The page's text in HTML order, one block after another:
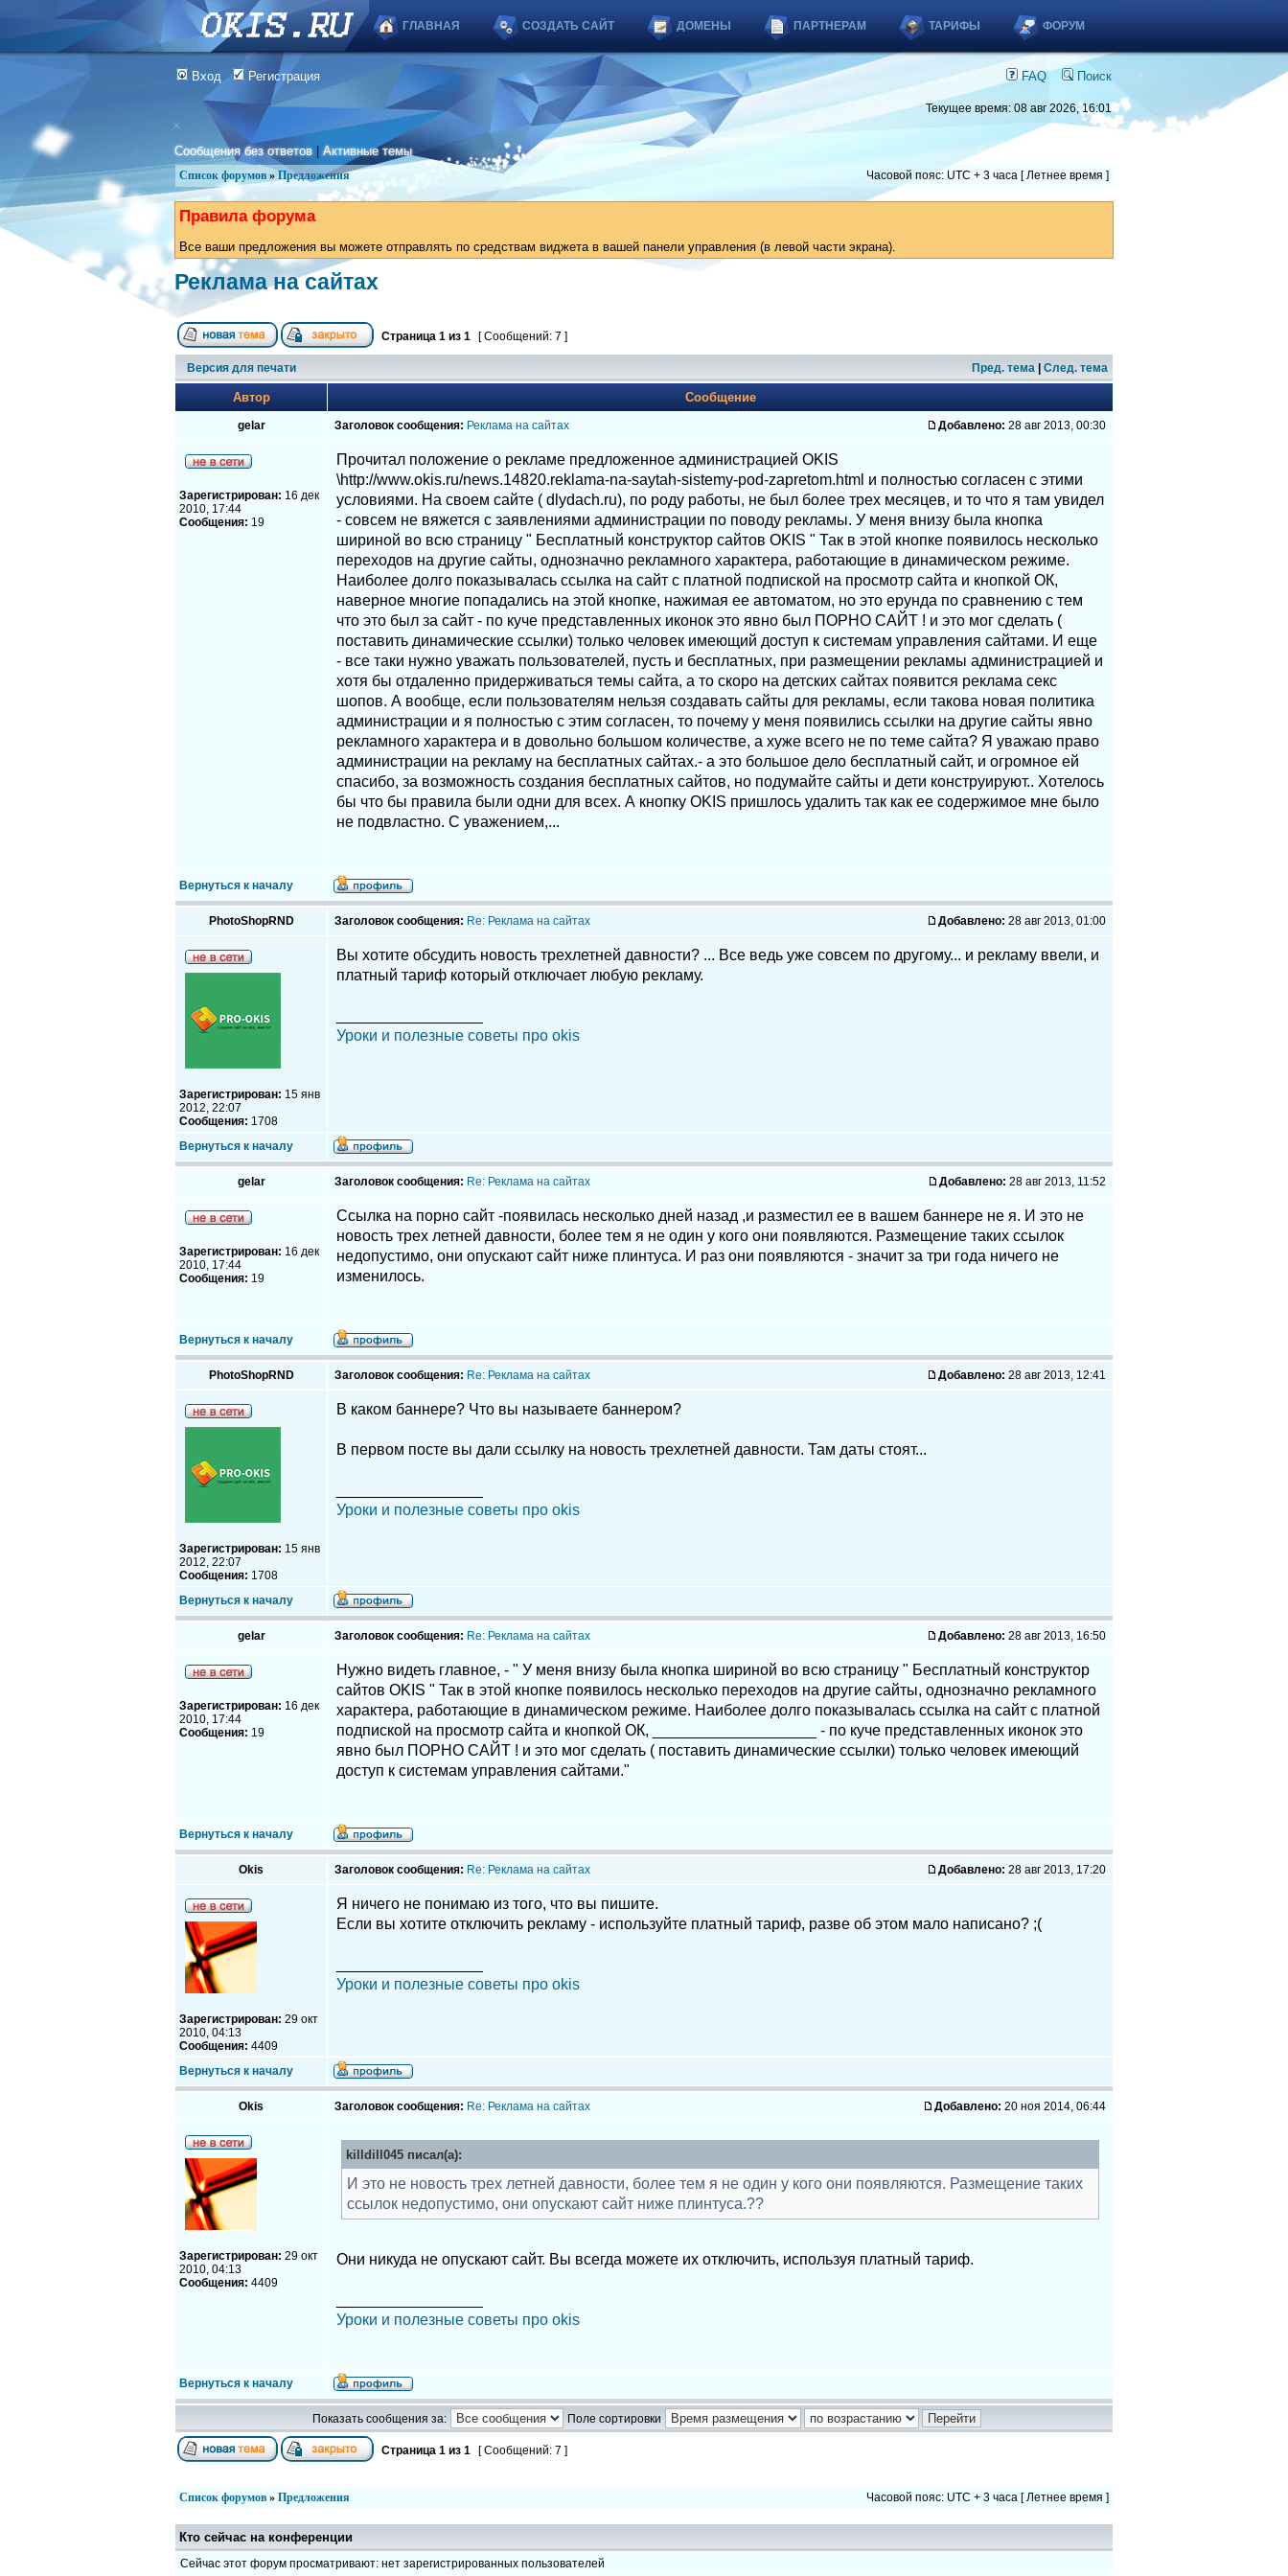
ГЛАВНАЯ СОЗДАТЬ САЙТ ДОМЕНЫ ПАРТНЕРАМ ТАРИФЫ ФОРУМ
Вход Регистрация FAQ Поиск
Текущее время: 08 авг 2026, 16:01
Сообщения без ответов |Активные темы
Список форумов » Предложения Часовой пояс: UTC + 3 часа [ Летнее время ]
Правила форума
Все ваши предложения вы можете отправлять по средствам виджета в вашей панели управления (в левой части экрана).
Реклама на сайтах
Страница 1 из 1 [ Сообщений: 7 ]
Версия для печати Пред. тема След. тема
Автор Сообщение
gelar Заголовок сообщения: Реклама на сайтах Добавлено: 28 авг 2013, 00:30
Зарегистрирован: 16 дек
2010, 17:44
Сообщения: 19
Прочитал положение о рекламе предложенное администрацией OKIS
\http://www.okis.ru/news.14820.reklama-na-saytah-sistemy-pod-zapretom.html и полностью согласен с этими
условиями. На своем сайте ( dlydach.ru), по роду работы, не был более трех месяцев, и то что я там увидел
- совсем не вяжется с заявлениями администрации по поводу рекламы. У меня внизу была кнопка
шириной во всю страницу " Бесплатный конструктор сайтов OKIS " Так в этой кнопке появилось несколько
переходов на другие сайты, однозначно рекламного характера, работающие в динамическом режиме.
Наиболее долго показывалась ссылка на сайт с платной подпиской на просмотр сайта и кнопкой ОК,
наверное многие попадались на этой кнопке, нажимая ее автоматом, но это ерунда по сравнению с тем
что это был за сайт - по куче представленных иконок это явно был ПОРНО САЙТ ! и это мог сделать (
поставить динамические ссылки) только человек имеющий доступ к системам управления сайтами. И еще
- все таки нужно уважать пользователей, пусть и бесплатных, при размещении рекламы администрацией и
хотя бы отдаленно придерживаться темы сайта, а то скоро на детских сайтах появится реклама секс
шопов. А вообще, если пользователям нельзя создавать сайты для рекламы, если такова новая политика
администрации и я полностью с этим согласен, то почему у меня появились ссылки на другие сайты явно
рекламного характера и в довольно большом количестве, а хуже всего не по теме сайта? Я уважаю право
администрации на рекламу на бесплатных сайтах.- а это большое дело бесплатный сайт, и огромное ей
спасибо, за возможность создания бесплатных сайтов, но подумайте сайты и дети конструируют.. Хотелось
бы что бы правила были одни для всех. А кнопку OKIS пришлось удалить так как ее содержимое мне было
не подвластно. C уважением,...
Вернуться к началу
PhotoShopRND Заголовок сообщения: Re: Реклама на сайтах Добавлено: 28 авг 2013, 01:00
Зарегистрирован: 15 янв
2012, 22:07
Сообщения: 1708
Вы хотите обсудить новость трехлетней давности? ... Все ведь уже совсем по другому... и рекламу ввели, и
платный тариф который отключает любую рекламу.
Уроки и полезные советы про okis
Вернуться к началу
gelar Заголовок сообщения: Re: Реклама на сайтах Добавлено: 28 авг 2013, 11:52
Зарегистрирован: 16 дек
2010, 17:44
Сообщения: 19
Ссылка на порно сайт -появилась несколько дней назад ,и разместил ее в вашем баннере не я. И это не
новость трех летней давности, более тем я не один у кого они появляются. Размещение таких ссылок
недопустимо, они опускают сайт ниже плинтуса. И раз они появляются - значит за три года ничего не
изменилось.
Вернуться к началу
PhotoShopRND Заголовок сообщения: Re: Реклама на сайтах Добавлено: 28 авг 2013, 12:41
Зарегистрирован: 15 янв
2012, 22:07
Сообщения: 1708
В каком баннере? Что вы называете баннером?
В первом посте вы дали ссылку на новость трехлетней давности. Там даты стоят...
Уроки и полезные советы про okis
Вернуться к началу
gelar Заголовок сообщения: Re: Реклама на сайтах Добавлено: 28 авг 2013, 16:50
Зарегистрирован: 16 дек
2010, 17:44
Сообщения: 19
Нужно видеть главное, - " У меня внизу была кнопка шириной во всю страницу " Бесплатный конструктор
сайтов OKIS " Так в этой кнопке появилось несколько переходов на другие сайты, однозначно рекламного
характера, работающие в динамическом режиме. Наиболее долго показывалась ссылка на сайт с платной
подпиской на просмотр сайта и кнопкой ОК, ___________________ - по куче представленных иконок это
явно был ПОРНО САЙТ ! и это мог сделать ( поставить динамические ссылки) только человек имеющий
доступ к системам управления сайтами."
Вернуться к началу
Okis Заголовок сообщения: Re: Реклама на сайтах Добавлено: 28 авг 2013, 17:20
Зарегистрирован: 29 окт
2010, 04:13
Сообщения: 4409
Я ничего не понимаю из того, что вы пишите.
Если вы хотите отключить рекламу - используйте платный тариф, разве об этом мало написано? ;(
Уроки и полезные советы про okis
Вернуться к началу
Okis Заголовок сообщения: Re: Реклама на сайтах Добавлено: 20 ноя 2014, 06:44
Зарегистрирован: 29 окт
2010, 04:13
Сообщения: 4409
killdill045 писал(а):
И это не новость трех летней давности, более тем я не один у кого они появляются. Размещение таких
ссылок недопустимо, они опускают сайт ниже плинтуса.??
Они никуда не опускают сайт. Вы всегда можете их отключить, используя платный тариф.
Уроки и полезные советы про okis
Вернуться к началу
Показать сообщения за: Поле сортировки
Страница 1 из 1 [ Сообщений: 7 ]
Список форумов » Предложения Часовой пояс: UTC + 3 часа [ Летнее время ]
Кто сейчас на конференции
Сейчас этот форум просматривают: нет зарегистрированных пользователей